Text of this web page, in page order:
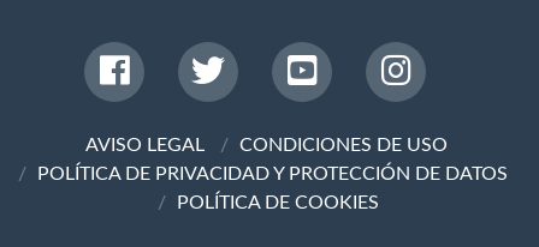
AVISO LEGAL
CONDICIONES DE USO
POLÍTICA DE PRIVACIDAD Y PROTECCIÓN DE DATOS
POLÍTICA DE COOKIES